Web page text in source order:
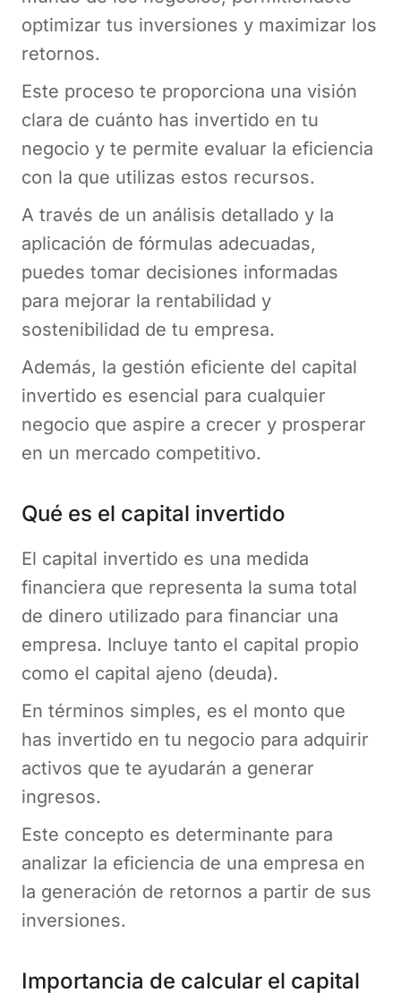
optimizar tus inversiones y maximizar los
retornos.
Este proceso te proporciona una visión
clara de cuánto has invertido en tu
negocio y te permite evaluar la eficiencia
con la que utilizas estos recursos.
A través de un análisis detallado y la
aplicación de fórmulas adecuadas,
puedes tomar decisiones informadas
para mejorar la rentabilidad y
sostenibilidad de tu empresa.
Además, la gestión eficiente del capital
invertido es esencial para cualquier
negocio que aspire a crecer y prosperar
en un mercado competitivo.
Qué es el capital invertido
El capital invertido es una medida
financiera que representa la suma total
de dinero utilizado para financiar una
empresa. Incluye tanto el capital propio
como el capital ajeno (deuda).
En términos simples, es el monto que
has invertido en tu negocio para adquirir
activos que te ayudarán a generar
ingresos.
Este concepto es determinante para
analizar la eficiencia de una empresa en
la generación de retornos a partir de sus
inversiones.
Importancia de calcular el capital